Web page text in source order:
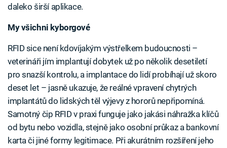
daleko širší aplikace.
My všichni kyborgové
RFID sice není kdovíjakým výstřelkem budoucnosti –
veterináři jím implantují dobytek už po několik desetiletí
pro snazší kontrolu, a implantace do lidí probíhají už skoro
deset let – jasně ukazuje, že reálné vpravení chytrých
implantátů do lidských těl výjevy z hororů nepřipomíná.
Samotný čip RFID v praxi funguje jako jakási náhražka klíčů
od bytu nebo vozidla, stejně jako osobní průkaz a bankovní
karta či jiné formy legitimace. Při akurátním rozšíření jeho